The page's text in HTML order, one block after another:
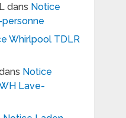
dans Notice
personne
Whirlpool TDLR
Notice
Lave-